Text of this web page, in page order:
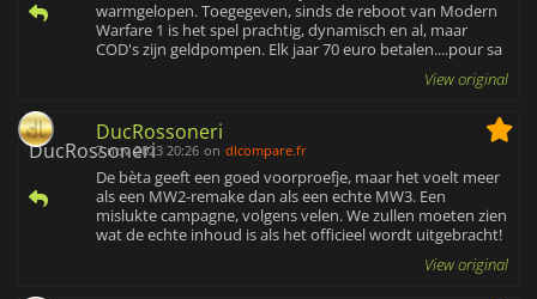
warmgelopen. Toegegeven, sinds de reboot van Modern
Warfare 1 is het spel prachtig, dynamisch en al, maar
COD's zijn geldpompen. Elk jaar 70 euro betalen....pour sa
View original
DucRossoneri
7 nov 2023 20:26 on dlcompare.fr
De bèta geeft een goed voorproefje, maar het voelt meer
als een MW2-remake dan als een echte MW3. Een
mislukte campagne, volgens velen. We zullen moeten zien
wat de echte inhoud is als het officieel wordt uitgebracht!
View original